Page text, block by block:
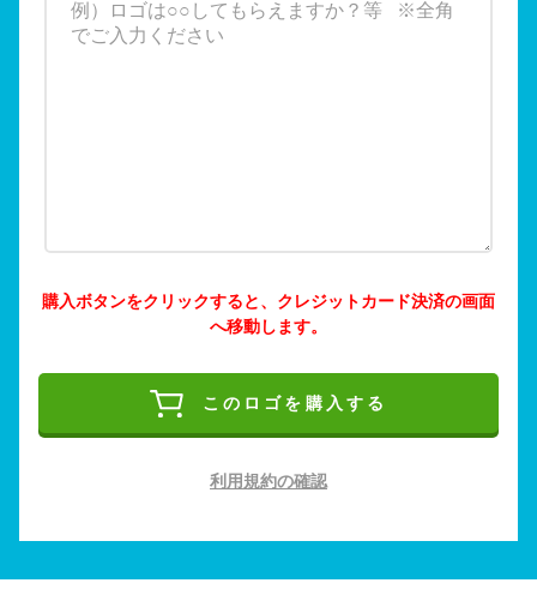
購入ボタンをクリックすると、クレジットカード決済の画面
へ移動します。
このロゴを購入する
利用規約の確認